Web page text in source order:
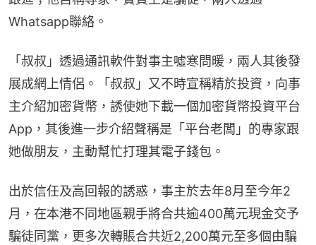
Whatsapp聯絡。
「叔叔」透過通訊軟件對事主噓寒問暖，兩人其後發
展成網上情侶。「叔叔」又不時宣稱精於投資，向事
主介紹加密貨幣，誘使她下載一個加密貨幣投資平台
App，其後進一步介紹聲稱是「平台老闆」的專家跟
她做朋友，主動幫忙打理其電子錢包。
出於信任及高回報的誘惑，事主於去年8月至今年2
月，在本港不同地區親手將合共逾400萬元現金交予
騙徒同黨，更多次轉賬合共近2,200萬元至多個由騙